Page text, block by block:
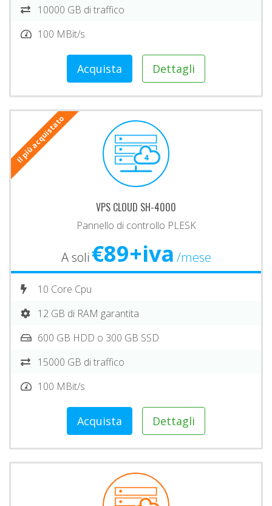
10000 GB di traffico
100 MBit/s
Acquista Dettagli
Il più acquistato
VPS CLOUD SH-4000
Pannello di controllo PLESK
A soli €89+iva /mese
10 Core Cpu
12 GB di RAM garantita
600 GB HDD o 300 GB SSD
15000 GB di traffico
100 MBit/s
Acquista Dettagli